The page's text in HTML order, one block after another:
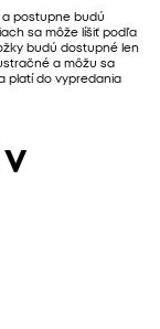
postupne budú
sa môže líšiť podľa
budú dostupné len
a môžu sa
platí do vypredania